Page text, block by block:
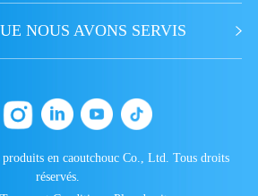
NOUS AVONS SERVIS
en caoutchouc Co., Ltd. Tous droits
réservés.